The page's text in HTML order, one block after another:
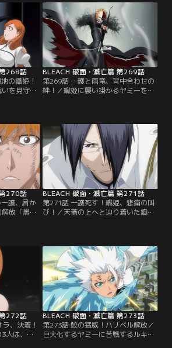
だったの
たちも現
激闘を繰
【提供：
できていてふたりの攻撃ではバッテ
ィカロアにダメージを負わせられな
い。唯一バッティカロアを倒すこと
のできる氷雪系の斬魄刀を持つルキ
アも刀剣解放したルドボーンとの戦
闘でピンチとなっていた。【提供：
バンダイチャンネル】
268話
の織姫！
を見守る
とやってき
く傷つけら
づいた一護
助け出そう
邪魔をされ
。【提供：
BLEACH 破面・滅亡篇 第269話
第269話 一護と雨竜、背中合わせの
絆！／織姫に襲い掛かるヤミーを止
く。雨竜は、一護が織姫を気遣って
虚化の力を出していないことに気づ
き、ヤミーとの戦いを早く終わらせ
ようとしていたのだ。【提供：バン
ダイチャンネル】
270話
護、届か
放「黒翼
た月牙天
ことさえ
護は、織
帰るため
。【提
BLEACH 破面・滅亡篇 第271話
第271話 一護死す！織姫、悲痛の叫
び！／天蓋の上へと辿り着いた織姫
声をかけるウルキオラ。そこに雨竜
の矢が迫る。だが、一護と同じく雨
竜の攻撃もウルキオラにはまったく
効かない。反撃され、ついには弓を
引くことさえできなくなってしまう
雨竜。【提供：バンダイチャンネ
ル】
272話
、決着！
人は、ル
BLEACH 破面・滅亡篇 第273話
第273話 鮫の猛威！ハリベル解放／
巨大化するヤミーに苦戦するルキ